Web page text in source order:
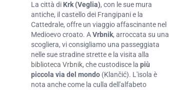
La città di Krk (Veglia), con le sue mura
antiche, il castello dei Frangipani e la
Cattedrale, offre un viaggio affascinante nel
Medioevo croato. AVrbnik, arroccata su una
scogliera, vi consigliamo una passeggiata
nelle sue stradine strette e la visita alla
biblioteca Vrbnik, che custodisce la più
piccola via del mondo (Klančić). L'isola è
nota anche come la culla dell'alfabeto